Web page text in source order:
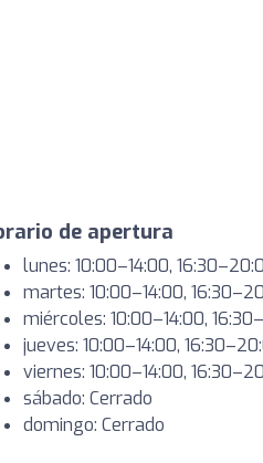
de apertura
lunes: 10:00–14:00,
martes: 10:00–14:00,
miércoles: 10:00–14:00,
jueves: 10:00–14:00,
viernes: 10:00–14:00,
sábado: Cerrado
domingo: Cerrado